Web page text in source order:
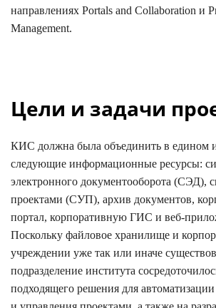
направлениях Portals and Collaboration и
Management.
Цели и задачи
КИС должна была объединить в едином
следующие информационные ресурсы:
электронного документооборота (СЭД),
проектами (СУП), архив документов,
портал, корпоративную ГИС и веб-
Поскольку файловое хранилище и
учреждении уже так или иначе
подразделение института
подходящего решения для